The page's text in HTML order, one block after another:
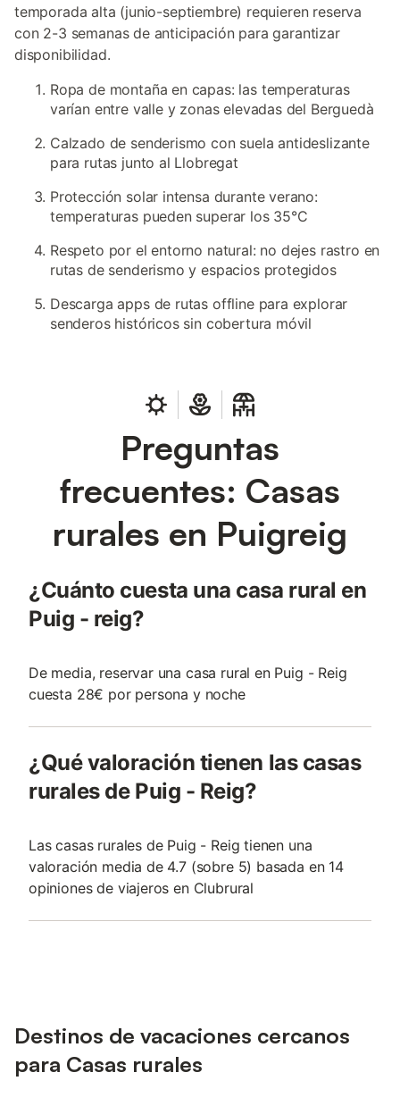
temporada alta (junio-septiembre) requieren reserva
con 2-3 semanas de anticipación para garantizar
disponibilidad.
Ropa de montaña en capas: las temperaturas
varían entre valle y zonas elevadas del Berguedà
Calzado de senderismo con suela antideslizante
para rutas junto al Llobregat
Protección solar intensa durante verano:
temperaturas pueden superar los 35°C
Respeto por el entorno natural: no dejes rastro en
rutas de senderismo y espacios protegidos
Descarga apps de rutas offline para explorar
senderos históricos sin cobertura móvil
Preguntas
frecuentes: Casas
rurales en Puigreig
¿Cuánto cuesta una casa rural en
Puig - reig?
De media, reservar una casa rural en Puig - Reig
cuesta 28€ por persona y noche
¿Qué valoración tienen las casas
rurales de Puig - Reig?
Las casas rurales de Puig - Reig tienen una
valoración media de 4.7 (sobre 5) basada en 14
opiniones de viajeros en Clubrural
Destinos de vacaciones cercanos
para Casas rurales